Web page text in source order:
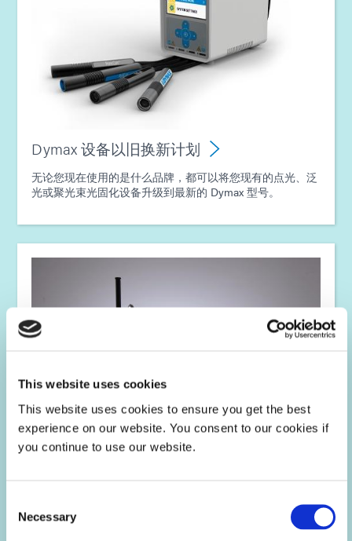
This website uses cookies
This website uses cookies to ensure you get the best
experience on our website. You consent to our cookies if
you continue to use our website.
Selection
Necessary
Dymax 设备以旧换新计划
无论您现在使用的是什么品牌，都可以将您现有的点光、泛
光或聚光束光固化设备升级到最新的 Dymax 型号。
随着光固化设备类别的创新不断进步，Dymax 将在产品生命
周期结束时停产产品，并推出替代产品。我们将根据需要为